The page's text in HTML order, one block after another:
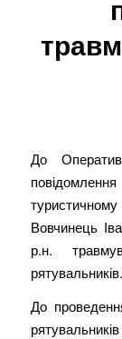
До
Вовчинець
р.н.
рятувальників.
До